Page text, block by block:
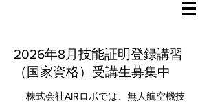
2026年8月技能証明登録講習
（国家資格）受講生募集中
株式会社AIRロボでは、無人航空機技